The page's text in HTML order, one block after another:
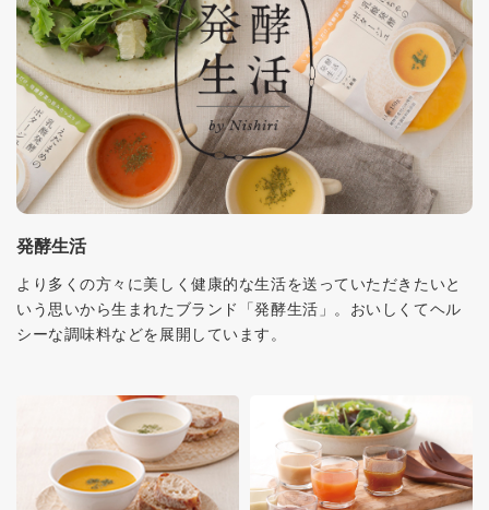
発酵生活
より多くの方々に美しく健康的な生活を送っていただきたいと
いう思いから生まれたブランド「発酵生活」。おいしくてヘル
シーな調味料などを展開しています。